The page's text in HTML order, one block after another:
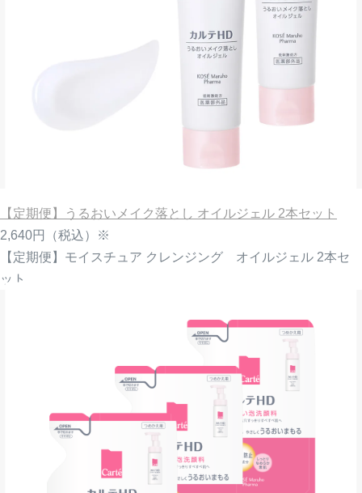
【定期便】うるおいメイク落とし オイルジェル 2本セット
2,640円
（税込）※
【定期便】モイスチュア クレンジング オイルジェル 2本セ
ット